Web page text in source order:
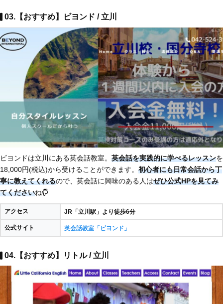
03.【おすすめ】ビヨンド / 立川
ビヨンドは立川にある英会話教室。 英会話を実践的に学べるレッスンを
18,000円(税込)から受けることができます。 初心者にも日常会話から丁
寧に教えてくれるので、英会話に興味のある人はぜひ公式HPを見てみ
てくださいね
アクセス JR「立川駅」より徒歩6分
公式サイト 英会話教室「ビヨンド」
04.【おすすめ】リトル / 立川